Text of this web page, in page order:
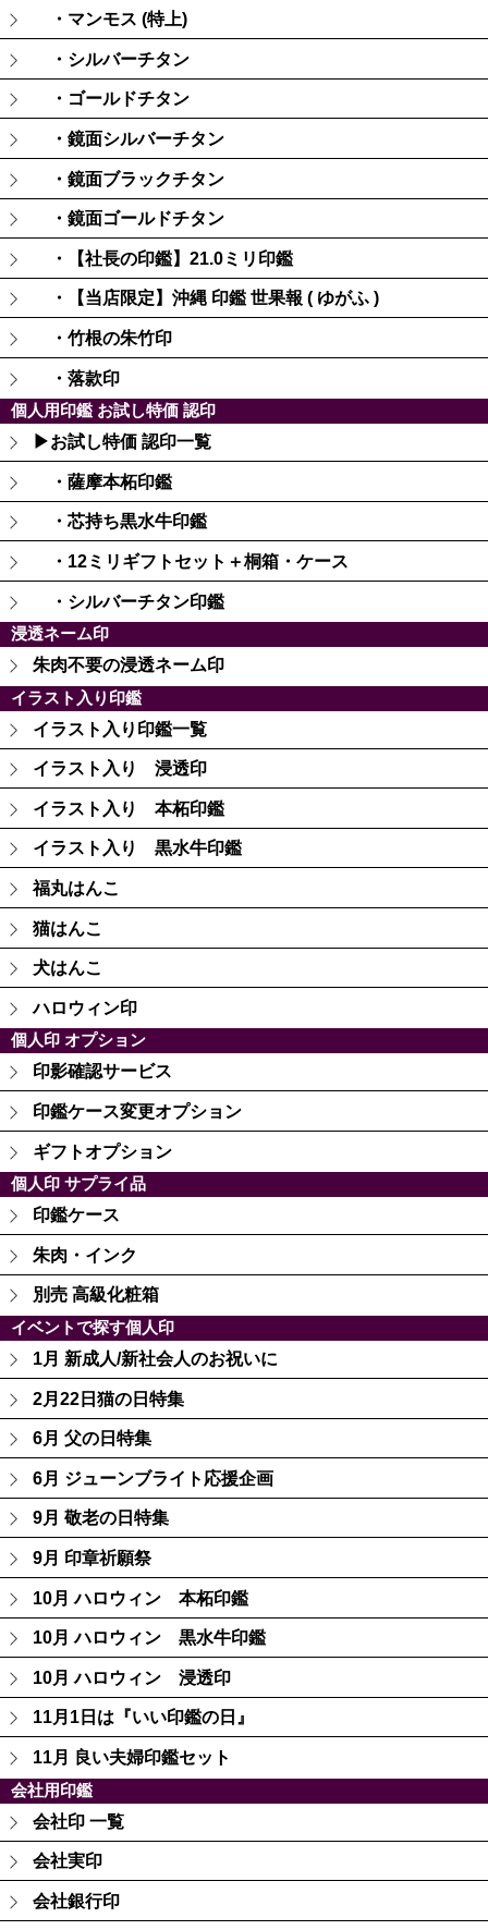
・マンモス (特上)
・シルバーチタン
・ゴールドチタン
・鏡面シルバーチタン
・鏡面ブラックチタン
・鏡面ゴールドチタン
・【社長の印鑑】21.0ミリ印鑑
・【当店限定】沖縄 印鑑 世果報 ( ゆがふ )
・竹根の朱竹印
・落款印
個人用印鑑 お試し特価 認印
▶お試し特価 認印一覧
・薩摩本柘印鑑
・芯持ち黒水牛印鑑
・12ミリギフトセット＋桐箱・ケース
・シルバーチタン印鑑
浸透ネーム印
朱肉不要の浸透ネーム印
イラスト入り印鑑
イラスト入り印鑑一覧
イラスト入り 浸透印
イラスト入り 本柘印鑑
イラスト入り 黒水牛印鑑
福丸はんこ
猫はんこ
犬はんこ
ハロウィン印
個人印 オプション
印影確認サービス
印鑑ケース変更オプション
ギフトオプション
個人印 サプライ品
印鑑ケース
朱肉・インク
別売 高級化粧箱
イベントで探す個人印
1月 新成人/新社会人のお祝いに
2月22日猫の日特集
6月 父の日特集
6月 ジューンブライト応援企画
9月 敬老の日特集
9月 印章祈願祭
10月 ハロウィン 本柘印鑑
10月 ハロウィン 黒水牛印鑑
10月 ハロウィン 浸透印
11月1日は『いい印鑑の日』
11月 良い夫婦印鑑セット
会社用印鑑
会社印 一覧
会社実印
会社銀行印